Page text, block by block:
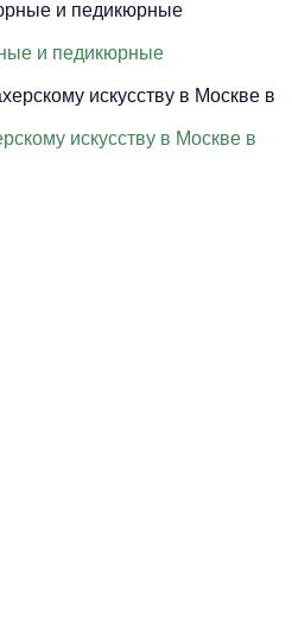
и педикюрные
искусству в Москве в